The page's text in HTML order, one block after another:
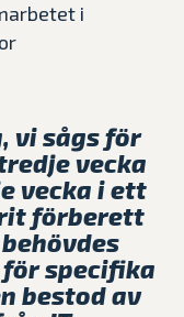
i
vi sågs för
vecka
vecka i ett
förberett
specifika
bestod av